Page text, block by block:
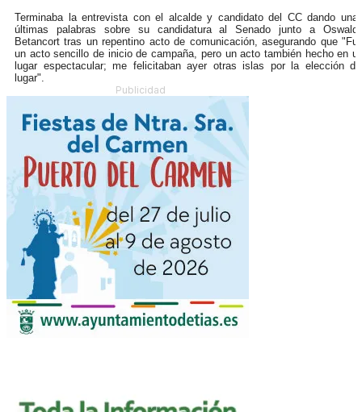
Terminaba la entrevista con el alcalde y candidato del CC dando
últimas palabras sobre su candidatura al Senado junto a
Betancort tras un repentino acto de comunicación, asegurando que
un acto sencillo de inicio de campaña, pero un acto también hecho en
lugar espectacular; me felicitaban ayer otras islas por la elección
lugar".
Publicidad